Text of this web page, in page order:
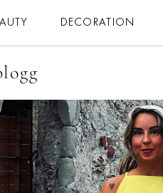
DECORATION
& VIN
MAT
DRYCK
BAKNING
VEGETARISKT